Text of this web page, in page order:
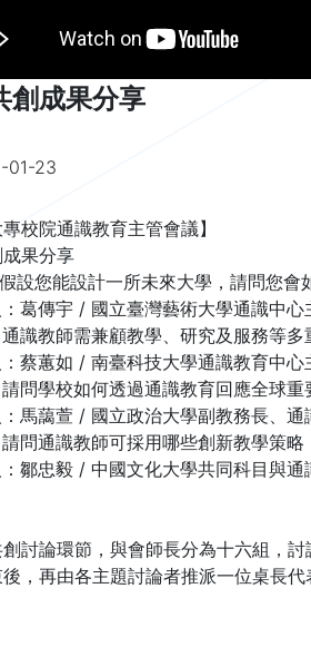
創成果分享
01-23
專校院通識教育主管會議】
果分享
設您能設計一所未來大學，請問您會
葛傳宇 / 國立臺灣藝術大學通識中心
識教師需兼顧教學、研究及服務等
蔡蕙如 / 南臺科技大學通識教育中心
問學校如何透過通識教育回應全球重
馬藹萱 / 國立政治大學副教務長、通
問通識教師可採用哪些創新教學策略
鄒忠毅 / 中國文化大學共同科目與通
討論環節，與會師長分為十六組，討
，再由各主題討論者推派一位桌長代